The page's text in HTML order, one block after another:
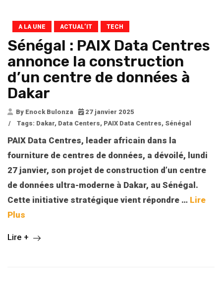
A LA UNE ACTUAL’IT TECH
Sénégal : PAIX Data Centres
annonce la construction
d’un centre de données à
Dakar
By Enock Bulonza
27 janvier 2025
/
Tags: Dakar, Data Centers, PAIX Data Centres, Sénégal
PAIX Data Centres, leader africain dans la
fourniture de centres de données, a dévoilé, lundi
27 janvier, son projet de construction d’un centre
de données ultra-moderne à Dakar, au Sénégal.
Cette initiative stratégique vient répondre … Lire
Plus
Lire +